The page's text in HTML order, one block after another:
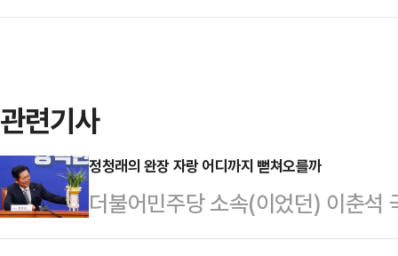
관련기사
정청래의 완장 자랑 어디까지 뻗쳐오를까
더불어민주당 소속(이었던) 이춘석
4일 국회 본회의 중 차명으로 주식